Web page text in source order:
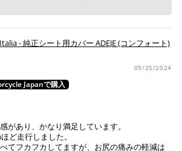
- 純正シート用カバー ADEJE (コンフォート)
09/25/2024
があり、かなり満足しています。
ど走行しました。
てフカフカしてますが、お尻の痛みの軽減は